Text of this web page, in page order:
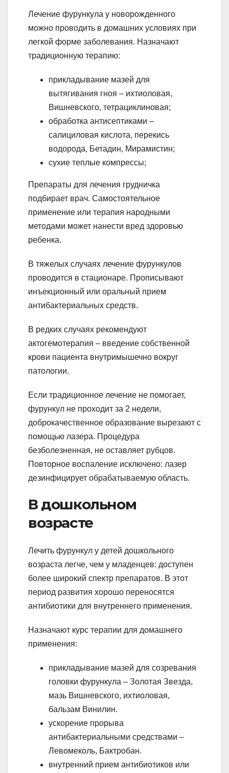
Лечение фурункула у новорожденного
можно проводить в домашних условиях при
легкой форме заболевания. Назначают
традиционную терапию:
прикладывание мазей для
вытягивания гноя – ихтиоловая,
Вишневского, тетрациклиновая;
обработка антисептиками –
салициловая кислота, перекись
водорода, Бетадин, Мирамистин;
сухие теплые компрессы;
Препараты для лечения грудничка
подбирает врач. Самостоятельное
применение или терапия народными
методами может нанести вред здоровью
ребенка.
В тяжелых случаях лечение фурункулов
проводится в стационаре. Прописывают
инъекционный или оральный прием
антибактериальных средств.
В редких случаях рекомендуют
актогемотерапия – введение собственной
крови пациента внутримышечно вокруг
патологии.
Если традиционное лечение не помогает,
фурункул не проходит за 2 недели,
доброкачественное образование вырезают с
помощью лазера. Процедура
безболезненная, не оставляет рубцов.
Повторное воспаление исключено: лазер
дезинфицирует обрабатываемую область.
В дошкольном
возрасте
Лечить фурункул у детей дошкольного
возраста легче, чем у младенцев: доступен
более широкий спектр препаратов. В этот
период развития хорошо переносятся
антибиотики для внутреннего применения.
Назначают курс терапии для домашнего
применения:
прикладывание мазей для созревания
головки фурункула – Золотая Звезда,
мазь Вишневского, ихтиоловая,
бальзам Винилин.
ускорение прорыва
антибактериальными средствами –
Левомеколь, Бактробан.
внутренний прием антибиотиков или